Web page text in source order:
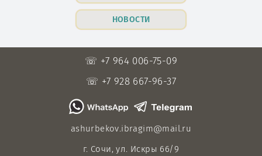
НОВОСТИ
☏ +7 964 006-75-09
☏ +7 928 667-96-37
ashurbekov.ibragim@mail.ru
г. Сочи, ул. Искры 66/9